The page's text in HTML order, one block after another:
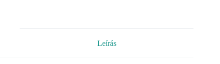
Leírás